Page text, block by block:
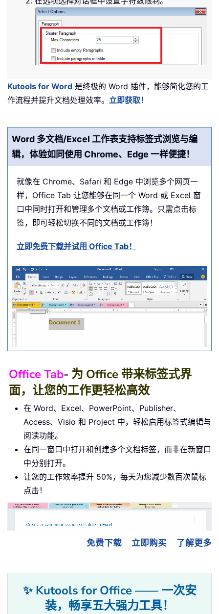
Kutools for Word 是终极的 Word 插件，能够简化您的工
作流程并提升文档处理效率。 立即获取！
Word 多文档/Excel 工作表支持标签式浏览与编
辑，体验如同使用 Chrome、Edge 一样便捷！
就像在 Chrome、Safari 和 Edge 中浏览多个网页一
样，Office Tab 让您能够在同一个 Word 或 Excel 窗
口中同时打开和管理多个文档或工作簿。只需点击标
签，即可轻松切换不同的文档或工作簿！
立即免费下载并试用 Office Tab！
Office Tab- 为 Office 带来标签式界
面，让您的工作更轻松高效
在 Word、Excel、PowerPoint、Publisher、
Access、Visio 和 Project 中，轻松启用标签式编辑与
阅读功能。
在同一窗口中打开和创建多个文档标签，而非在新窗口
中分别打开。
让您的工作效率提升 50%，每天为您减少数百次鼠标
点击！
免费下载 立即购买 了解更多
✨ Kutools for Office —— 一次安
装，畅享五大强力工具！